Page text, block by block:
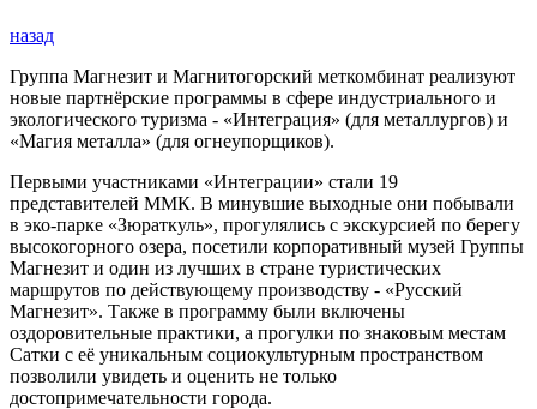
назад
Группа Магнезит и Магнитогорский меткомбинат реализуют
новые партнёрские программы в сфере индустриального и
экологического туризма - «Интеграция» (для металлургов) и
«Магия металла» (для огнеупорщиков).
Первыми участниками «Интеграции» стали 19
представителей ММК. В минувшие выходные они побывали
в эко-парке «Зюраткуль», прогулялись с экскурсией по берегу
высокогорного озера, посетили корпоративный музей Группы
Магнезит и один из лучших в стране туристических
маршрутов по действующему производству - «Русский
Магнезит». Также в программу были включены
оздоровительные практики, а прогулки по знаковым местам
Сатки с её уникальным социокультурным пространством
позволили увидеть и оценить не только
достопримечательности города.